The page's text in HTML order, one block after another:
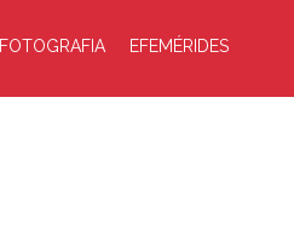
FOTOGRAFIA EFEMÉRIDES